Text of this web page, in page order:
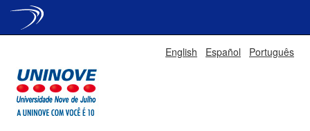
English Español Português